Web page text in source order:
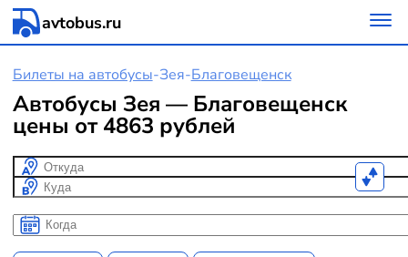
avtobus.ru
Билеты на автобусы-Зея-Благовещенск
Автобусы Зея — Благовещенск
цены от 4863 рублей
Откуда
Куда
Когда
Когда